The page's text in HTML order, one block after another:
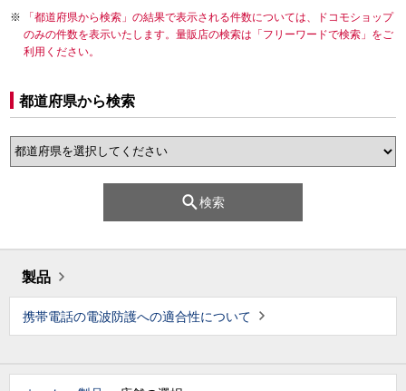
「都道府県から検索」の結果で表示される件数については、ドコモショップ
のみの件数を表示いたします。量販店の検索は「フリーワードで検索」をご
利用ください。
都道府県から検索
検索
製品
携帯電話の電波防護への適合性について